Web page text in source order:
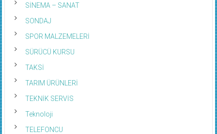
SİNEMA – SANAT
SONDAJ
SPOR MALZEMELERİ
SÜRÜCÜ KURSU
TAKSİ
TARIM ÜRÜNLERİ
TEKNİK SERVİS
Teknoloji
TELEFONCU